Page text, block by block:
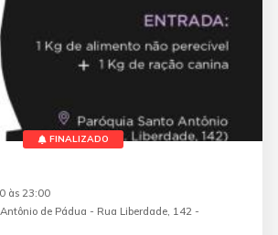
FINALIZADO
às 23:00
de Pádua - Rua Liberdade, 142 -